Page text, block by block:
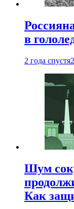
в
2 года спустя
Шум
Как